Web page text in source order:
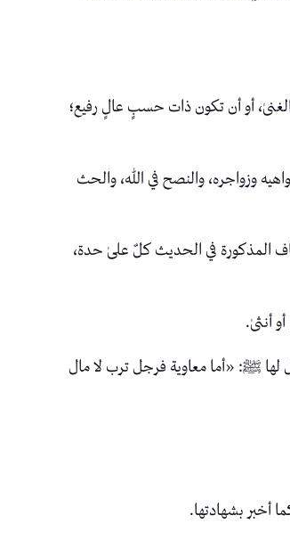
والغنىٰ، أو أن تكون ذات حسبٍ عالٍ رفيع؛
وزواجره، والنصح في الله، والحث
المذكورة في الحديث كلٌ علىٰ حدة،
أنثىٰ.
لها ﷺ: «أما معاوية فرجل ترب لا مال
أخبر بشهادتها.